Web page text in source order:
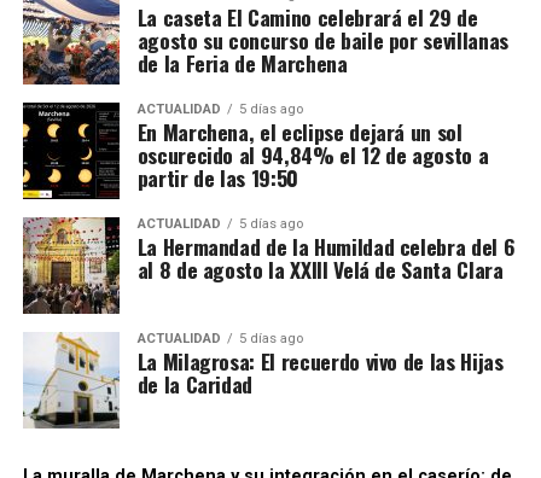
Mientras unos sectores eran demolidos por
considerarse obstáculos para el desarrollo urbano,
otros quedaban incorporados a las nuevas
construcciones.
Precisamente esa incorporación parece haber
contribuido a la conservación de algunos tramos.
Bellido considera que buena parte del recinto ha
sobrevivido porque quedó integrado en el
urbanismo posterior.
investigación denomina “introductoras” y circulaban
en determinadas fases bajo un régimen suspensivo
de IVA e impuestos especiales. Después se sucedían
transmisiones de la mercancía entre diferentes
sociedades instrumentales dentro de los depósitos
fiscales.
El supuesto fraude se produciría cuando intervenían
sociedades que no ingresaban las cuotas de IVA
correspondientes antes de que el producto llegase
finalmente a las empresas distribuidoras. Al reducir
artificialmente la carga fiscal, estas últimas podían
colocar las bebidas en el mercado a precios
notablemente inferiores a los de competidores que
sí cumplían con sus obligaciones tributarias. La
La caseta El Camino celebrará el 29 de
agosto su concurso de baile por sevillanas
de la Feria de Marchena
ACTUALIDAD 5 días ago
En Marchena, el eclipse dejará un sol
oscurecido al 94,84% el 12 de agosto a
partir de las 19:50
ACTUALIDAD 5 días ago
La Hermandad de la Humildad celebra del 6
al 8 de agosto la XXIII Velá de Santa Clara
ACTUALIDAD 5 días ago
La Milagrosa: El recuerdo vivo de las Hijas
de la Caridad